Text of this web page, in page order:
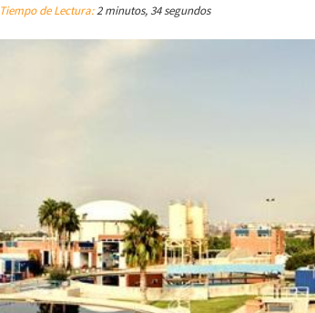
Tiempo de Lectura:2 minutos, 34 segundos